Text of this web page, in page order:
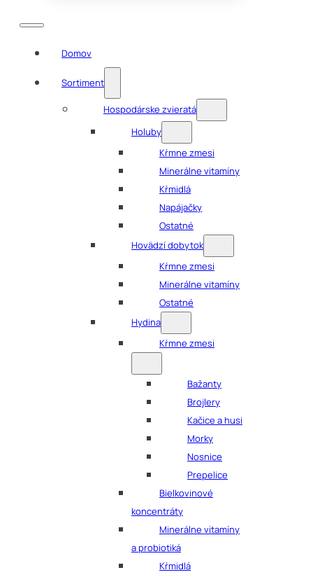
Domov
Sortiment
Hospodárske zvieratá
Holuby
Kŕmne zmesi
Minerálne vitamíny
Kŕmidlá
Napájačky
Ostatné
Hovädzí dobytok
Kŕmne zmesi
Minerálne vitamíny
Ostatné
Hydina
Kŕmne zmesi
Bažanty
Brojlery
Kačice a husi
Morky
Nosnice
Prepelice
Bielkovinové
koncentráty
Minerálne vitamíny
a probiotiká
Kŕmidlá